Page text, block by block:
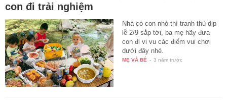
con đi trải nghiệm
Nhà có con nhỏ thì tranh thủ dịp
lễ 2/9 sắp tới, ba mẹ hãy đưa
con đi vi vu các điểm vui chơi
dưới đây nhé.
MẸ VÀ BÉ - 3 năm trước